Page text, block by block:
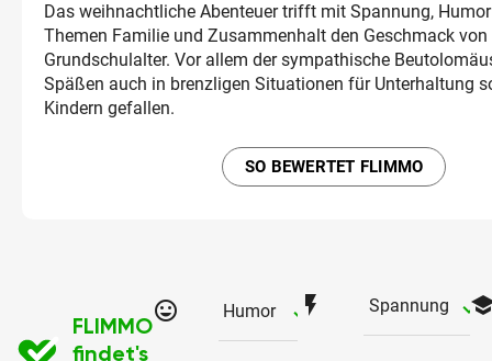
Das weihnachtliche Abenteuer trifft mit Spannung,
Themen Familie und Zusammenhalt den Geschmack
Grundschulalter. Vor allem der sympathische
Späßen auch in brenzligen Situationen für Unterhaltung
Kindern gefallen.
SO BEWERTET FLIMMO
FLIMMO
findet's
tag_faces Humor checked
flash_on Spannung